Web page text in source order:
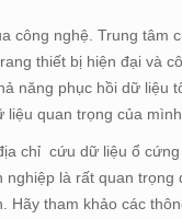
công nghệ. Trung tâm
thiết bị hiện đại và
năng phục hồi dữ liệu
liệu quan trọng của mình.
chỉ cứu dữ liệu ổ cứng
nghiệp là rất quan trọng
Hãy tham khảo các